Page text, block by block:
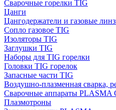
Сварочные горелки TIG
Цанги
Цангодержатели и газовые
Сопло газовое TIG
Изоляторы TIG
Заглушки TIG
Наборы для TIG горелки
Головки TIG горелок
Запасные части TIG
Воздушно-плазменная сварка,
Сварочные аппараты PLASMA
Плазмотроны